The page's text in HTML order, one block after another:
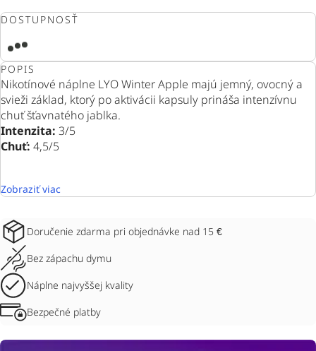
DOSTUPNOSŤ
POPIS
Nikotínové náplne LYO Winter Apple majú jemný, ovocný a
svieži základ, ktorý po aktivácii kapsuly prináša intenzívnu
chuť šťavnatého jablka.
Intenzita: 3/5
Chuť: 4,5/5
Zobraziť viac
Doručenie zdarma pri objednávke nad 15 €
Bez zápachu dymu
Náplne najvyššej kvality
Bezpečné platby